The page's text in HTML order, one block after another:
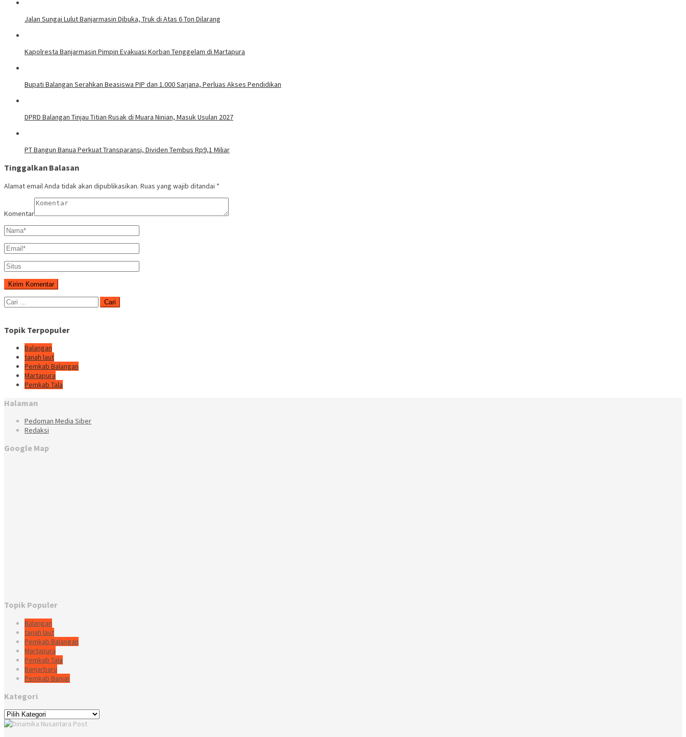
Jalan Sungai Lulut Banjarmasin Dibuka, Truk di Atas 6 Ton Dilarang
Kapolresta Banjarmasin Pimpin Evakuasi Korban Tenggelam di Martapura
Bupati Balangan Serahkan Beasiswa PIP dan 1.000 Sarjana, Perluas Akses Pendidikan
DPRD Balangan Tinjau Titian Rusak di Muara Ninian, Masuk Usulan 2027
PT Bangun Banua Perkuat Transparansi, Dividen Tembus Rp9,1 Miliar
Tinggalkan Balasan
Alamat email Anda tidak akan dipublikasikan. Ruas yang wajib ditandai *
Komentar
Cari
untuk:
Topik Terpopuler
Balangan
tanah laut
Pemkab Balangan
Martapura
Pemkab Tala
Halaman
Pedoman Media Siber
Redaksi
Google Map
Topik Populer
Balangan
tanah laut
Pemkab Balangan
Martapura
Pemkab Tala
Banjarbaru
Pemkab Banjar
Kategori
Kategori